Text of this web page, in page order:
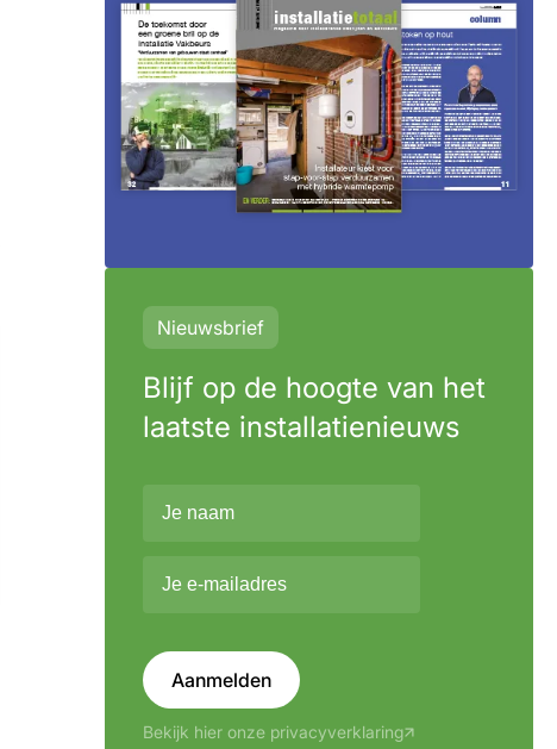
Nieuwsbrief
Blijf op de hoogte van het
laatste installatienieuws
Aanmelden
Bekijk hier onze privacyverklaring